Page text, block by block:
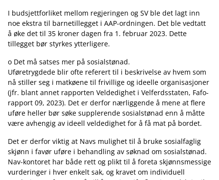
I budsjettforliket mellom regjeringen og SV ble det lagt inn
noe ekstra til barnetillegget i AAP-ordningen. Det ble vedtatt
å øke det til 35 kroner dagen fra 1. februar 2023. Dette
tillegget bør styrkes ytterligere.
o Det må satses mer på sosialstønad.
Uføretrygdede blir ofte referert til i beskrivelse av hvem som
nå stiller seg i matkøene til frivillige og ideelle organisasjoner
(jfr. blant annet rapporten Veldedighet i Velferdsstaten, Fafo-
rapport 09, 2023). Det er derfor nærliggende å mene at flere
uføre heller bør søke supplerende sosialstønad enn å måtte
være avhengig av ideell veldedighet for å få mat på bordet.
Det er derfor viktig at Navs mulighet til å bruke sosialfaglig
skjønn i favør uføre i behandling av søknad om sosialstønad.
Nav-kontoret har både rett og plikt til å foreta skjønnsmessige
vurderinger i hver enkelt sak, og kravet om individuell